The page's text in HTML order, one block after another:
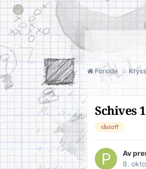
Forside
Schives
råstoff
Av
8.